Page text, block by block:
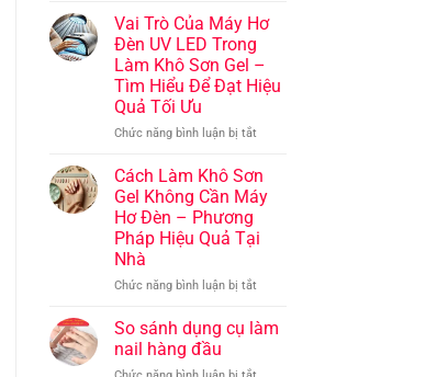
đẹp
và
tạo
dấu
ấn
cụ
nail
nghiệp:
quyết
nên
những
Vai Trò Của Máy Hơ
Đèn UV LED Trong
Làm Khô Sơn Gel –
Tìm Hiểu Để Đạt Hiệu
Quả Tối Ưu
Chức năng bình luận bị tắtở
Trò
Của
Máy
Đèn
LED
Làm
Khô
Gel
Cách Làm Khô Sơn
Gel Không Cần Máy
Hơ Đèn – Phương
Pháp Hiệu Quả Tại
Nhà
Chức năng bình luận bị tắtở
Làm
So sánh dụng cụ làm
nail hàng đầu
ở